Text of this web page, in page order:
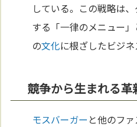
している。この戦略は
する「一律のメニュー
の文化に根ざしたビジネ
競争から生まれる革
モスバーガー と他のフ